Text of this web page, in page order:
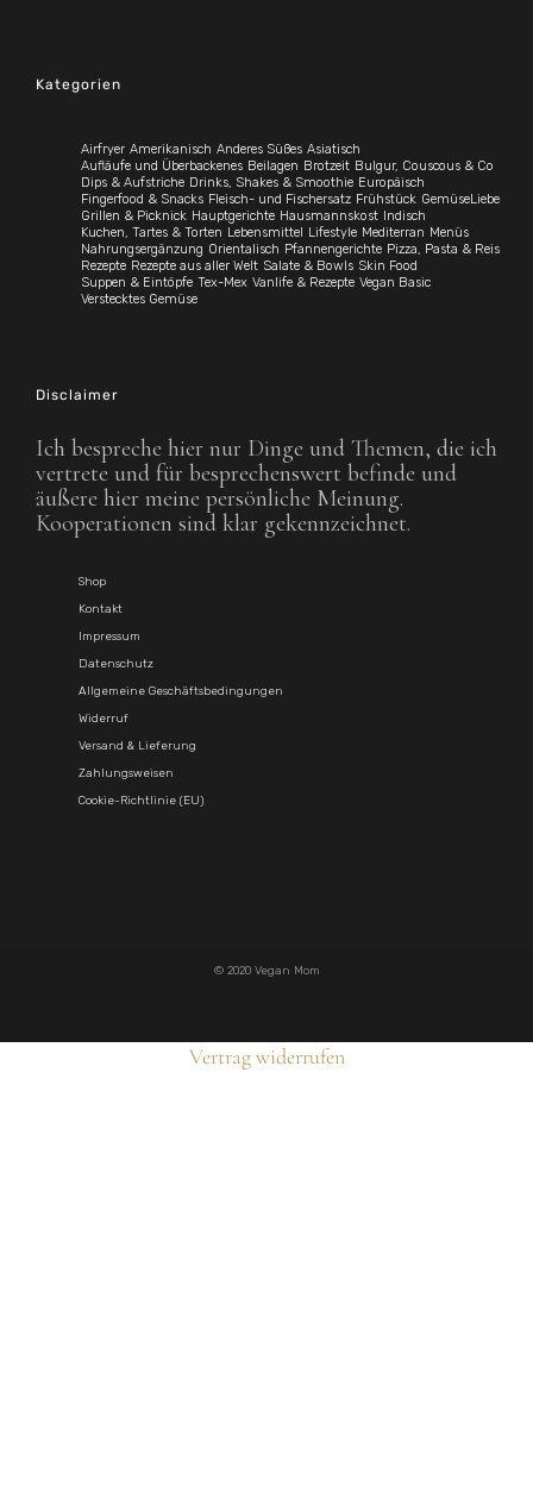
Kategorien
Airfryer Amerikanisch Anderes Süßes Asiatisch
Aufläufe und Überbackenes Beilagen Brotzeit Bulgur, Couscous & Co
Dips & Aufstriche Drinks, Shakes & Smoothie Europäisch
Fingerfood & Snacks Fleisch- und Fischersatz Frühstück GemüseLiebe
Grillen & Picknick Hauptgerichte Hausmannskost Indisch
Kuchen, Tartes & Torten Lebensmittel Lifestyle Mediterran Menüs
Nahrungsergänzung Orientalisch Pfannengerichte Pizza, Pasta & Reis
Rezepte Rezepte aus aller Welt Salate & Bowls Skin Food
Suppen & Eintöpfe Tex-Mex Vanlife & Rezepte Vegan Basic
Verstecktes Gemüse
Disclaimer
Ich bespreche hier nur Dinge und Themen, die ich
vertrete und für besprechenswert befinde und
äußere hier meine persönliche Meinung.
Kooperationen sind klar gekennzeichnet.
Shop
Kontakt
Impressum
Datenschutz
Allgemeine Geschäftsbedingungen
Widerruf
Versand & Lieferung
Zahlungsweisen
Cookie-Richtlinie (EU)
© 2020 Vegan Mom
Vertrag widerrufen